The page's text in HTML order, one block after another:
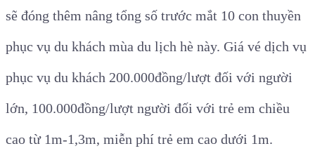
sẽ đóng thêm nâng tổng số trước mắt 10 con thuyền
phục vụ du khách mùa du lịch hè này. Giá vé dịch vụ
phục vụ du khách 200.000đồng/lượt đối với người
lớn, 100.000đồng/lượt người đối với trẻ em chiều
cao từ 1m-1,3m, miễn phí trẻ em cao dưới 1m.